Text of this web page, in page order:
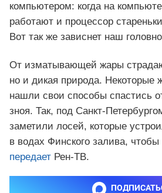
компьютером: когда на
работают и процессор
Вот так же зависнет наш
От изматывающей жары
но и дикая природа. Некоторые
нашли свои способы спастись
зноя. Так, под Санкт-
заметили лосей, которые
в водах Финского залива, чтобы
передает Рен-ТВ.